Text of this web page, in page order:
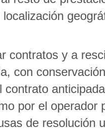
contratos y a
con
contrato
por el
de resolución